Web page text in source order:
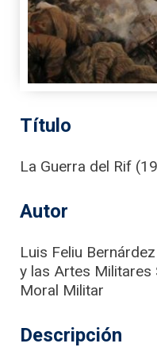
Título
La Guerra del Rif
Autor
Luis Feliu
y las Artes Militares
Moral Militar
Descripción